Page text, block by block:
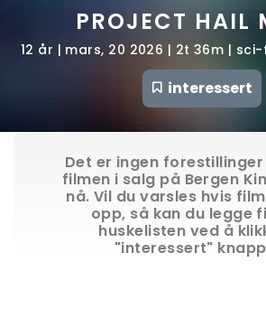
PROJECT HAIL
12 år | mars, 20 2026 | 2t 36m |
interessert
Det er ingen
filmen i salg på Bergen
nå. Vil du varsles hvis
opp, så kan du legge
huskelisten ved å
"interessert"